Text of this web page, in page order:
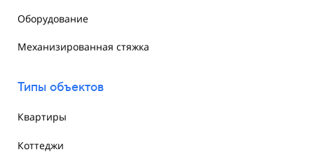
Оборудование
Механизированная стяжка
Типы объектов
Квартиры
Коттеджи